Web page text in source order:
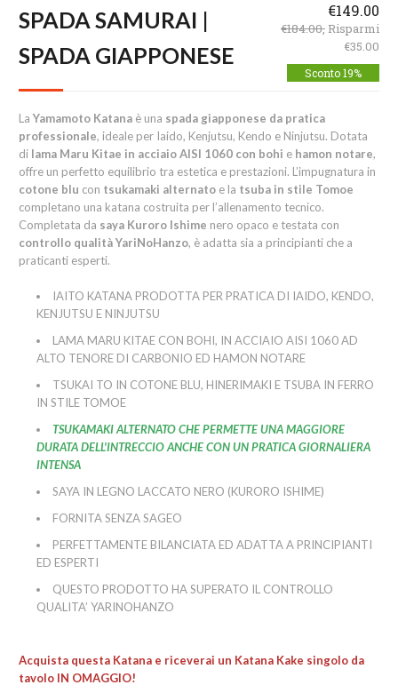
SPADA SAMURAI |
SPADA GIAPPONESE
€149.00
€184.00, Risparmi
€35.00
Sconto 19%
La Yamamoto Katana è una spada giapponese da pratica
professionale, ideale per Iaido, Kenjutsu, Kendo e Ninjutsu. Dotata
di lama Maru Kitae in acciaio AISI 1060 con bohi e hamon notare,
offre un perfetto equilibrio tra estetica e prestazioni. L’impugnatura in
cotone blu con tsukamaki alternato e la tsuba in stile Tomoe
completano una katana costruita per l’allenamento tecnico.
Completata da saya Kuroro Ishime nero opaco e testata con
controllo qualità YariNoHanzo, è adatta sia a principianti che a
praticanti esperti.
IAITO KATANA PRODOTTA PER PRATICA DI IAIDO, KENDO,
KENJUTSU E NINJUTSU
LAMA MARU KITAE CON BOHI, IN ACCIAIO AISI 1060 AD
ALTO TENORE DI CARBONIO ED HAMON NOTARE
TSUKAI TO IN COTONE BLU, HINERIMAKI E TSUBA IN FERRO
IN STILE TOMOE
TSUKAMAKI ALTERNATO CHE PERMETTE UNA MAGGIORE
DURATA DELL'INTRECCIO ANCHE CON UN PRATICA GIORNALIERA
INTENSA
SAYA IN LEGNO LACCATO NERO (KURORO ISHIME)
FORNITA SENZA SAGEO
PERFETTAMENTE BILANCIATA ED ADATTA A PRINCIPIANTI
ED ESPERTI
QUESTO PRODOTTO HA SUPERATO IL CONTROLLO
QUALITA’ YARINOHANZO
Acquista questa Katana e riceverai un Katana Kake singolo da
tavolo IN OMAGGIO!